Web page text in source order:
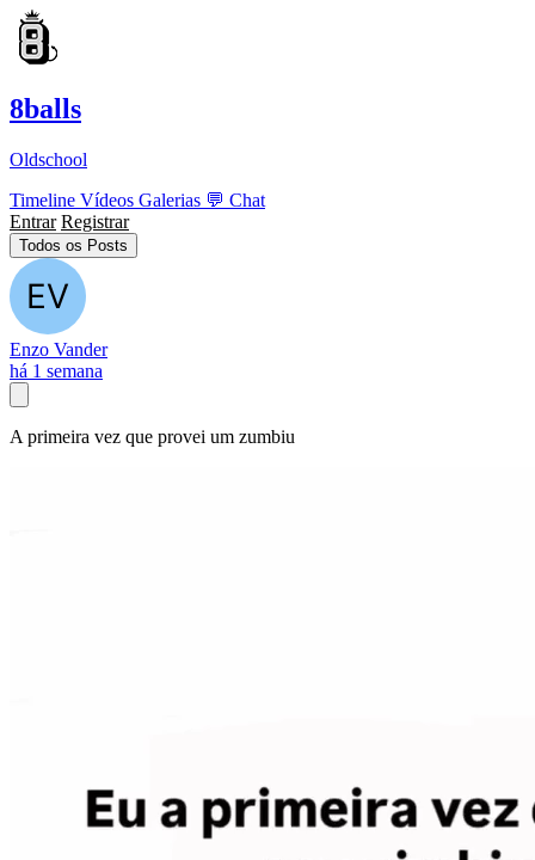
8balls
Oldschool
Timeline Vídeos Galerias 💬 Chat
Entrar Registrar
Todos os Posts
Enzo Vander
há 1 semana
A primeira vez que provei um zumbiu